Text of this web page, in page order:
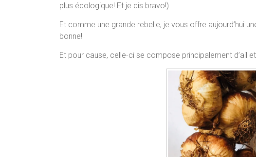
plus écologique! Et je dis bravo!)
Et comme une grande rebelle, je vous offre aujourd’hui
bonne!
Et pour cause, celle-ci se compose principalement d’ail